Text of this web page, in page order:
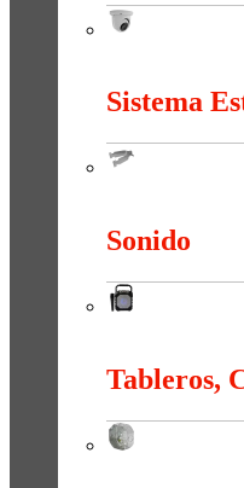
Sistema
Sonido
Tableros,